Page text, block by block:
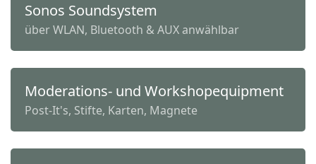
Sonos Soundsystem
über WLAN, Bluetooth & AUX anwählbar
Moderations- und Workshopequipment
Post-It's, Stifte, Karten, Magnete